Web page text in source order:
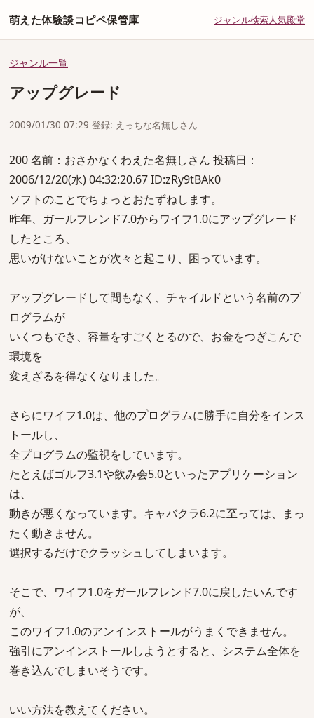
萌えた体験談コピペ保管庫 ジャンル検索人気殿堂
ジャンル一覧
アップグレード
2009/01/30 07:29 登録: えっちな名無しさん
200 名前：おさかなくわえた名無しさん 投稿日：
2006/12/20(水) 04:32:20.67 ID:zRy9tBAk0
ソフトのことでちょっとおたずねします。
昨年、ガールフレンド7.0からワイフ1.0にアップグレード
したところ、
思いがけないことが次々と起こり、困っています。
アップグレードして間もなく、チャイルドという名前のプ
ログラムが
いくつもでき、容量をすごくとるので、お金をつぎこんで
環境を
変えざるを得なくなりました。
さらにワイフ1.0は、他のプログラムに勝手に自分をインス
トールし、
全プログラムの監視をしています。
たとえばゴルフ3.1や飲み会5.0といったアプリケーション
は、
動きが悪くなっています。キャバクラ6.2に至っては、まっ
たく動きません。
選択するだけでクラッシュしてしまいます。
そこで、ワイフ1.0をガールフレンド7.0に戻したいんです
が、
このワイフ1.0のアンインストールがうまくできません。
強引にアンインストールしようとすると、システム全体を
巻き込んでしまいそうです。
いい方法を教えてください。